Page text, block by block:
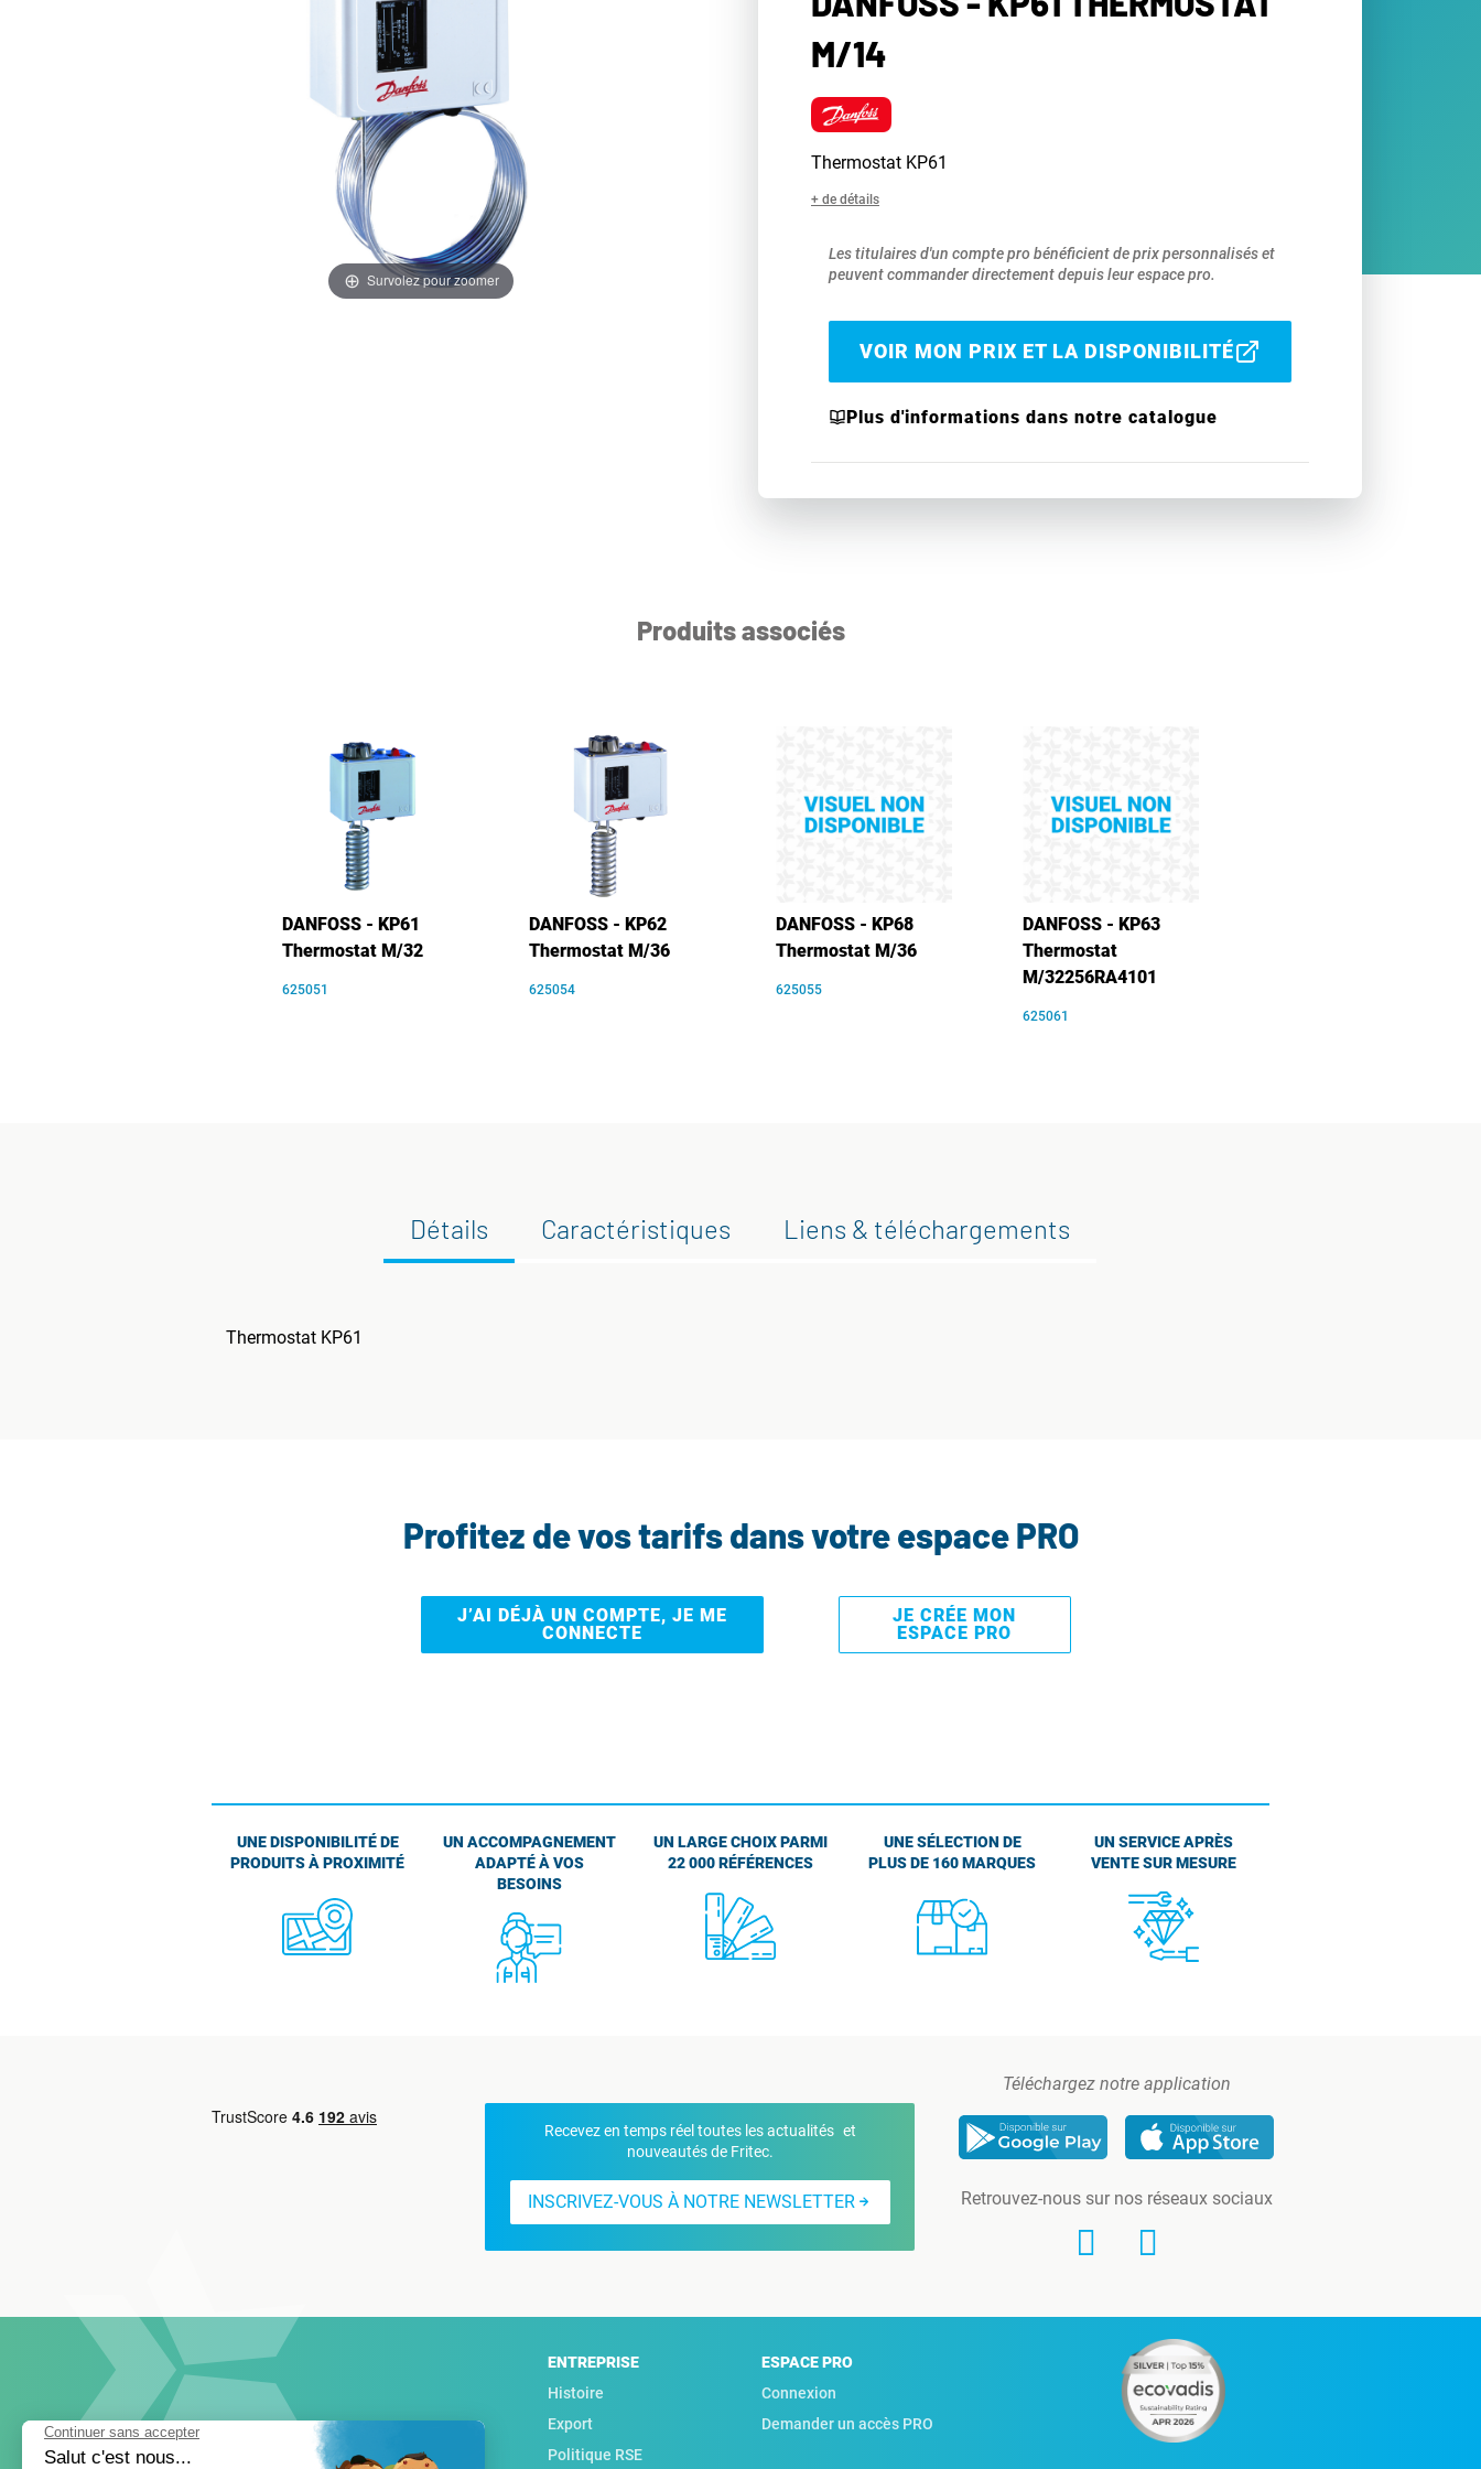
Survolez pour zoomer
M/14
Thermostat KP61
+ de détails
Les titulaires d'un compte pro bénéficient de prix personnalisés et
peuvent commander directement depuis leur espace pro.
VOIR MON PRIX ET LA DISPONIBILITÉ
Plus d'informations dans notre catalogue
Produits associés
DANFOSS - KP61
Thermostat M/32
625051
DANFOSS - KP62
Thermostat M/36
625054
DANFOSS - KP68
Thermostat M/36
625055
DANFOSS - KP63
Thermostat
M/32256RA4101
625061
Détails Caractéristiques Liens & téléchargements
Thermostat KP61
Profitez de vos tarifs dans votre espace PRO
J’AI DÉJÀ UN COMPTE, JE ME
CONNECTE
JE CRÉE MON
ESPACE PRO
UNE DISPONIBILITÉ DE
PRODUITS À PROXIMITÉ
UN ACCOMPAGNEMENT
ADAPTÉ À VOS
BESOINS
UN LARGE CHOIX PARMI
22 000 RÉFÉRENCES
UNE SÉLECTION DE
PLUS DE 160 MARQUES
UN SERVICE APRÈS
VENTE SUR MESURE
Recevez en temps réel toutes les actualités et
nouveautés de Fritec.
INSCRIVEZ-VOUS À NOTRE NEWSLETTER
Téléchargez notre application
Retrouvez-nous sur nos réseaux sociaux
ENTREPRISE
Histoire
Export
Politique RSE
ESPACE PRO
Connexion
Demander un accès PRO